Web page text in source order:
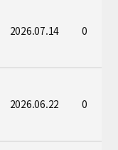
2026.07.14 0
2026.06.22 0